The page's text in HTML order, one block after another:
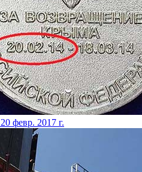
20 февр. 2017 г.